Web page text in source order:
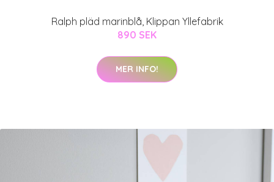
Ralph pläd marinblå, Klippan Yllefabrik
890 SEK
MER INFO!